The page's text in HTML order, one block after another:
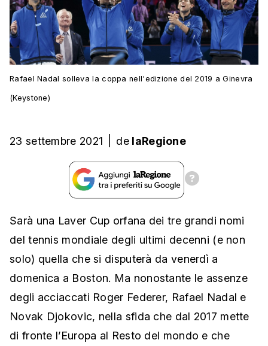
Rafael Nadal solleva la coppa nell'edizione del 2019 a Ginevra
(Keystone)
23 settembre 2021 de laRegione
Sarà una Laver Cup orfana dei tre grandi nomi
del tennis mondiale degli ultimi decenni (e non
solo) quella che si disputerà da venerdì a
domenica a Boston. Ma nonostante le assenze
degli acciaccati Roger Federer, Rafael Nadal e
Novak Djokovic, nella sfida che dal 2017 mette
di fronte l’Europa al Resto del mondo e che